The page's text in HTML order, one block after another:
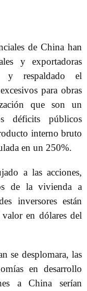
de China han
y exportadoras
y respaldado el
para obras
que son un
déficits públicos
interno bruto
en un 250%.
a las acciones,
de la vivienda a
inversores están
en dólares del
se desplomara, las
en desarrollo
a China serían